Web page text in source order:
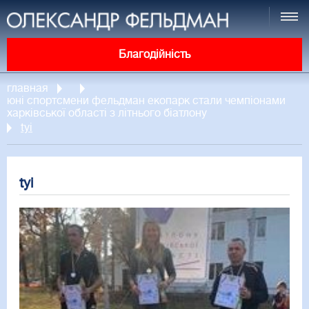
Благодійність
главная
юні спортсмени фельдман екопарк стали чемпіонами
харківської області з літнього біатлону
tyi
tyi